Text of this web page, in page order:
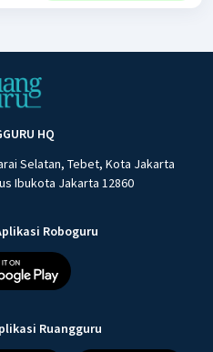
HQ
Selatan, Tebet, Kota Jakarta
Ibukota Jakarta 12860
Roboguru
Ruangguru